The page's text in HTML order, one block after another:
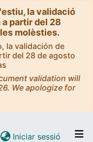
la validació
partir del 28
molèsties.
la validación de
del 28 de agosto
validation will
We apologize for
Iniciar sessió (current)